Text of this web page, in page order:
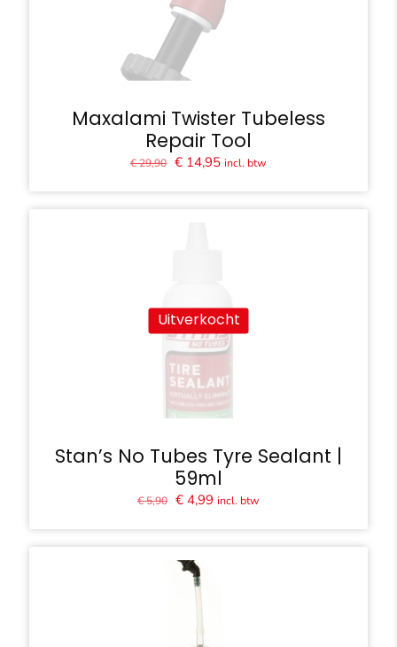
Maxalami Twister Tubeless
Repair Tool
€29,90 Oorspronkelijke
€ 14,95Huidige
incl. btw
Uitverkocht
Stan’s No Tubes Tyre Sealant |
59ml
€5,90 Oorspronkelijke
€ 4,99 Huidige
incl. btw